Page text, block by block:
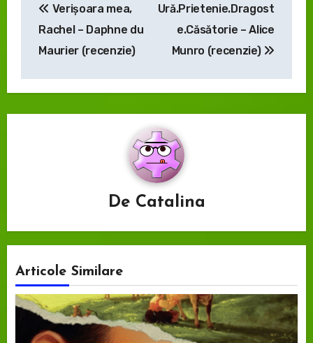
în
articole
Verișoara mea,
Rachel – Daphne du
Maurier (recenzie)
Ură.Prietenie.Dragost
e.Căsătorie – Alice
Munro (recenzie)
De Catalina
Articole Similare